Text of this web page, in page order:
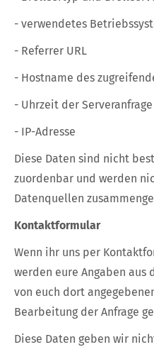
- verwendetes
- Referrer URL
- Hostname des
- Uhrzeit der Serveranfrage
- IP-Adresse
Diese Daten sind nicht
zuordenbar und werden
Datenquellen
Kontaktformular
Wenn ihr uns per
werden eure Angaben
von euch dort
Bearbeitung der Anfrage
Diese Daten geben wir